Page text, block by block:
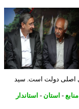
دولت است. سید
-استان-استاندار